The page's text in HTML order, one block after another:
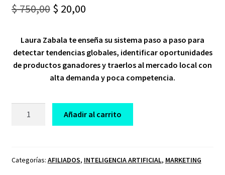
$750,00 Original
was:
$ 750,00.
$ 20,00Current
is:
$ 20,00.
Laura Zabala te enseña su sistema paso a paso para
detectar tendencias globales, identificar oportunidades
de productos ganadores y traerlos al mercado local con
alta demanda y poca competencia.
LAURA
Añadir al carrito
Categorías: AFILIADOS, INTELIGENCIA ARTIFICIAL, MARKETING